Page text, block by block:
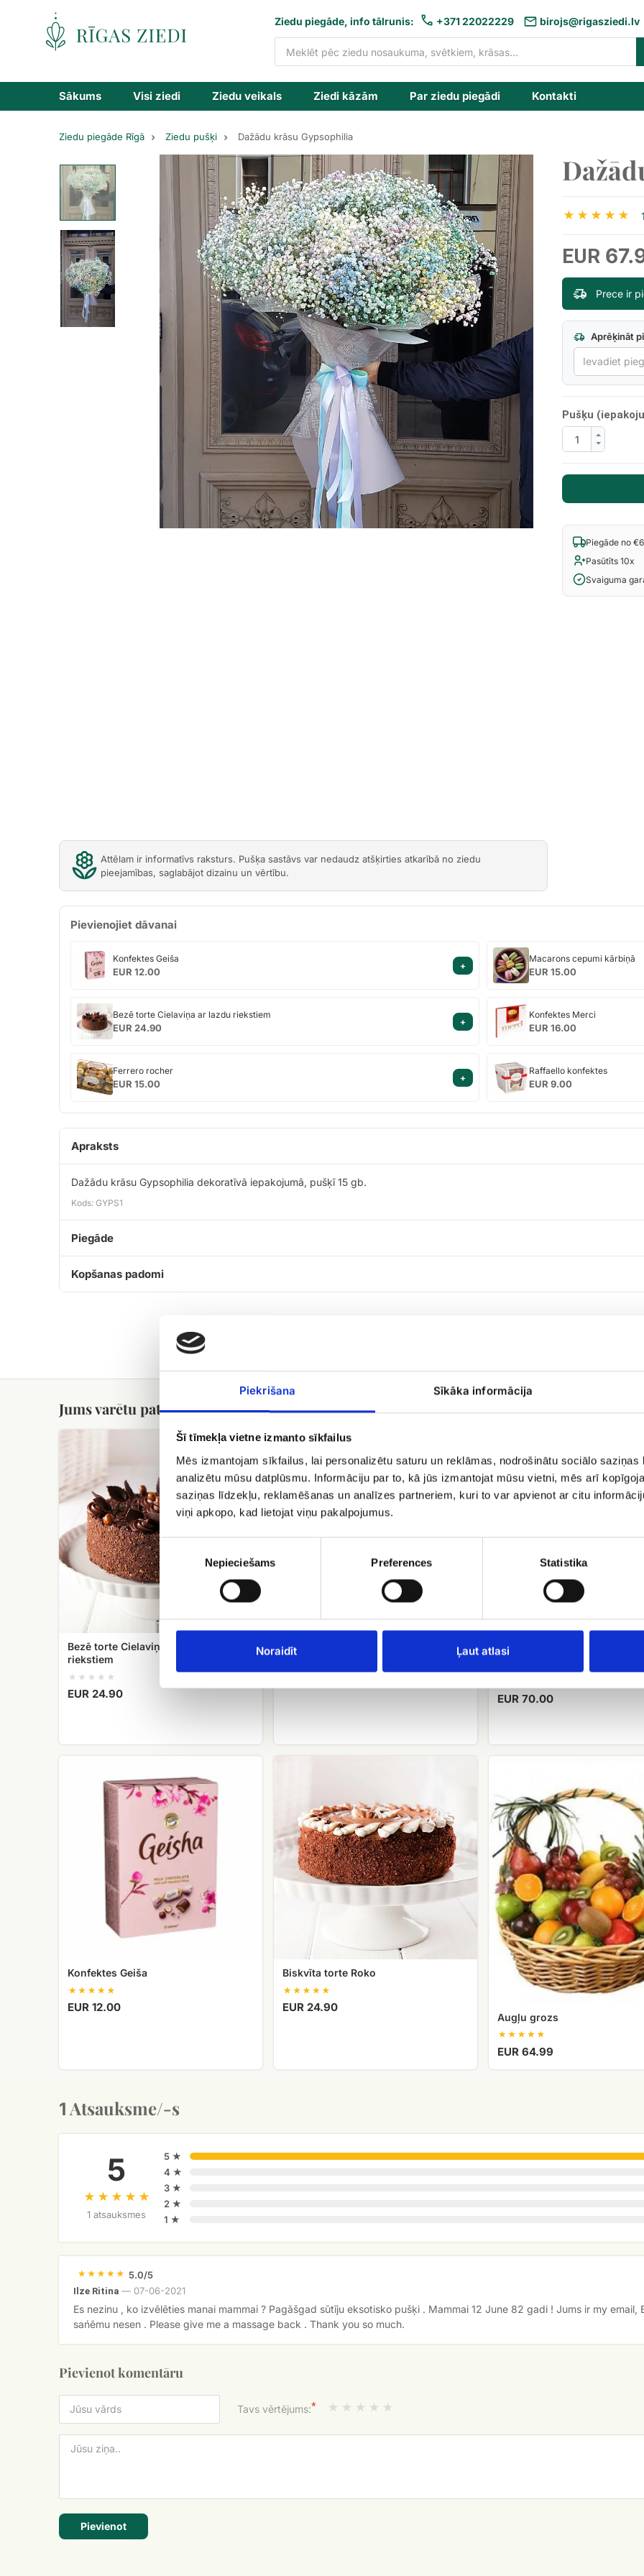
Piekrišana Sīkāka informācija
Šī tīmekļa vietne izmanto sīkfailus
Mēs izmantojam sīkfailus, lai personalizētu saturu un reklāmas, nodrošinātu sociālo
analizētu mūsu datplūsmu. Informāciju par to, kā jūs izmantojat mūsu vietni, mēs arī
saziņas līdzekļu, reklamēšanas un analīzes partneriem, kuri to var apvienot ar citu
viņi apkopo, kad lietojat viņu pakalpojumus.
Piekrišanas
izvēle
Nepieciešams Preferences Statistika
Noraidīt Ļaut atlasi
Ziedu
piegāde
Ziedu piegāde, info tālrunis: +371 22022229 birojs@rigasziedi.lv
Sākums Visi ziedi Ziedu veikals Ziedi kāzām Par ziedu piegādi Kontakti
Ziedu piegāde Rīgā Ziedu pušķi Dažādu krāsu Gypsophilia
Previous
Gypsophilia
Next
Attēlam ir informatīvs raksturs. Pušķa sastāvs var nedaudz atšķirties atkarībā no ziedu
pieejamības, saglabājot dizainu un vērtību.
EUR
Prece ir
Aprēķināt
Pušķu
Piegāde no
Pasūtīts 10x
Svaiguma
Pievienojiet dāvanai
Konfektes
Geiša
Konfektes Geiša
EUR 12.00
+
Macarons
cepumi
kārbiņā
Macarons cepumi kārbiņā
EUR 15.00
Bezē
torte
Cielaviņa
lazdu
riekstiem
Bezē torte Cielaviņa ar lazdu riekstiem
EUR 24.90
+
Konfektes
Merci
Konfektes Merci
EUR 16.00
Ferrero
rocher
Ferrero rocher
EUR 15.00
+
Raffaello
konfektes
Raffaello konfektes
EUR 9.00
Apraksts
Dažādu krāsu Gypsophilia dekoratīvā iepakojumā, pušķī 15 gb.
Kods: GYPS1
Piegāde
Kopšanas padomi
Jums varētu patikt
lazdu
riekstiem
Bezē torte Cielaviņa ar lazdu
riekstiem
EUR 24.90
Konfektes
Konfektes Merci
EUR 70.00
Konfektes
Konfektes Geiša
EUR 12.00
Biskvīta torte Roko
EUR 24.90
Augļu
Augļu grozs
EUR 64.99
1 Atsauksme/-s
5
1 atsauksmes
5 ★
4 ★
3 ★
2 ★
1 ★
5.0/5
Ilze Ritina — 07-06-2021
Es nezinu , ko izvēlēties manai mammai ? Pagāšgad sūtīju eksotisko pušķi . Mammai 12 June 82 gadi ! Jums ir my email,
sańēmu nesen . Please give me a massage back . Thank you so much.
Pievienot komentāru
Tavs vērtējums:*
Pievienot